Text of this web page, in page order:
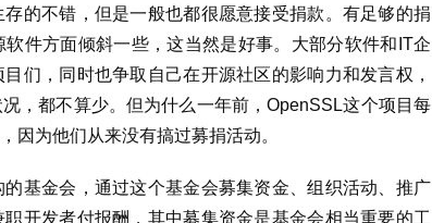
的不错，但是一般也都很愿意接受捐款。有足够的捐
件方面倾斜一些，这当然是好事。大部分软件和IT企
们，同时也争取自己在开源社区的影响力和发言权，
，都不算少。但为什么一年前，OpenSSL这个项目每
因为他们从来没有搞过募捐活动。
基金会，通过这个基金会募集资金、组织活动、推广
开发者付报酬，其中募集资金是基金会相当重要的工